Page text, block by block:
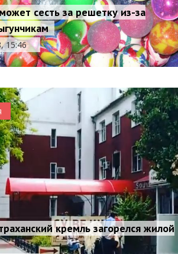
сесть за решетку из-за
15:46
кремль загорелся жилой